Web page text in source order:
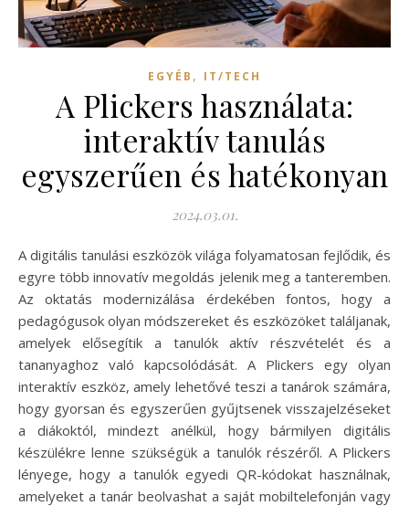
EGYÉB , IT/TECH
A Plickers használata:
interaktív tanulás
egyszerűen és hatékonyan
2024.03.01.
A digitális tanulási eszközök világa folyamatosan fejlődik, és
egyre több innovatív megoldás jelenik meg a tanteremben.
Az oktatás modernizálása érdekében fontos, hogy a
pedagógusok olyan módszereket és eszközöket találjanak,
amelyek elősegítik a tanulók aktív részvételét és a
tananyaghoz való kapcsolódását. A Plickers egy olyan
interaktív eszköz, amely lehetővé teszi a tanárok számára,
hogy gyorsan és egyszerűen gyűjtsenek visszajelzéseket
a diákoktól, mindezt anélkül, hogy bármilyen digitális
készülékre lenne szükségük a tanulók részéről. A Plickers
lényege, hogy a tanulók egyedi QR-kódokat használnak,
amelyeket a tanár beolvashat a saját mobiltelefonján vagy